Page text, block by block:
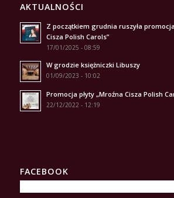
AKTUALNOŚCI
Z początkiem grudnia ruszyła
Cisza Polish Carols”
17/01/2025 - 08:59
W grodzie księżniczki Libuszy
01/09/2023 - 10:02
Promocja płyty „Mroźna Cisza Polish
22/12/2022 - 12:19
FACEBOOK